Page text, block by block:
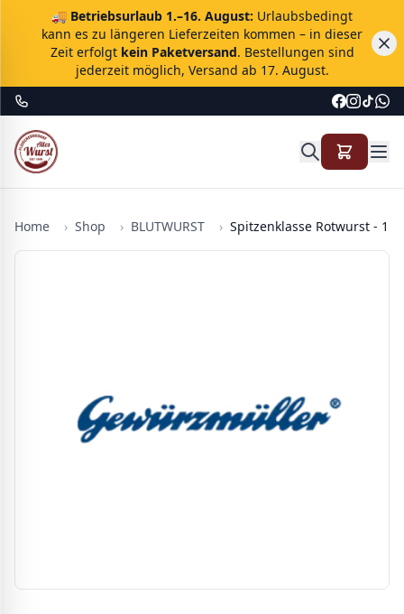
🚚 Betriebsurlaub 1.–16. August: Urlaubsbedingt
kann es zu längeren Lieferzeiten kommen – in dieser
Zeit erfolgt kein Paketversand. Bestellungen sind
jederzeit möglich, Versand ab 17. August.
Home › Shop › BLUTWURST › Spitzenklasse Rotwurst -